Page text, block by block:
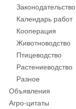
Законодательство
Календарь работ
Кооперация
Животноводство
Птицеводство
Растениеводство
Разное
Объявления
Агро-цитаты